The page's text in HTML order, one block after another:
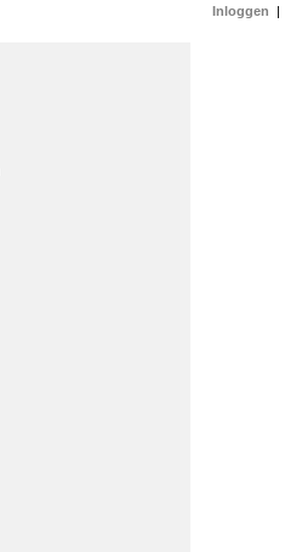
Inloggen |